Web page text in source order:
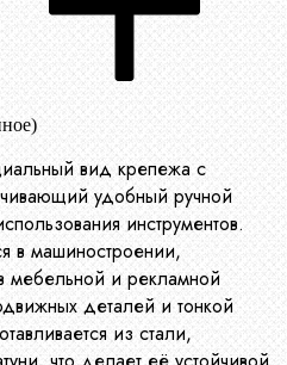
вид крепежа с
удобный ручной
инструментов.
в машиностроении,
мебельной и рекламной
деталей и тонкой
из стали,